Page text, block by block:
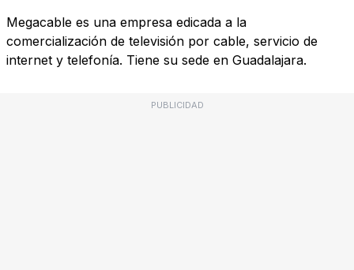
Megacable es una empresa edicada a la
comercialización de televisión por cable, servicio de
internet y telefonía. Tiene su sede en Guadalajara.
PUBLICIDAD